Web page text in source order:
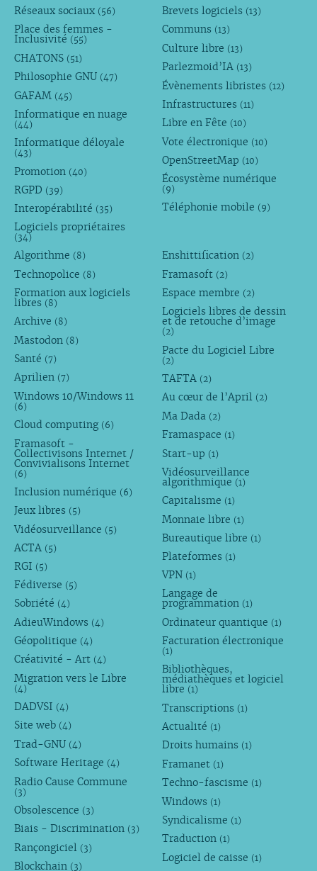
Réseaux sociaux (56)
Place des femmes -
Inclusivité (55)
CHATONS (51)
Philosophie GNU (47)
GAFAM (45)
Informatique en nuage
(44)
Informatique déloyale
(43)
Promotion (40)
RGPD (39)
Interopérabilité (35)
Logiciels propriétaires
(34)
Brevets logiciels (13)
Communs (13)
Culture libre (13)
Parlezmoid’IA (13)
Évènements libristes (12)
Infrastructures (11)
Libre en Fête (10)
Vote électronique (10)
OpenStreetMap (10)
Écosystème numérique
(9)
Téléphonie mobile (9)
Algorithme (8)
Technopolice (8)
Formation aux logiciels
libres (8)
Archive (8)
Mastodon (8)
Santé (7)
Aprilien (7)
Windows 10/Windows 11
(6)
Cloud computing (6)
Framasoft -
Collectivisons Internet /
Convivialisons Internet
(6)
Inclusion numérique (6)
Jeux libres (5)
Vidéosurveillance (5)
ACTA (5)
RGI (5)
Fédiverse (5)
Sobriété (4)
AdieuWindows (4)
Géopolitique (4)
Créativité - Art (4)
Migration vers le Libre
(4)
DADVSI (4)
Site web (4)
Trad-GNU (4)
Software Heritage (4)
Radio Cause Commune
(3)
Obsolescence (3)
Biais - Discrimination (3)
Rançongiciel (3)
Blockchain (3)
Enshittification (2)
Framasoft (2)
Espace membre (2)
Logiciels libres de dessin
et de retouche d’image
(2)
Pacte du Logiciel Libre
(2)
TAFTA (2)
Au cœur de l’April (2)
Ma Dada (2)
Framaspace (1)
Start-up (1)
Vidéosurveillance
algorithmique (1)
Capitalisme (1)
Monnaie libre (1)
Bureautique libre (1)
Plateformes (1)
VPN (1)
Langage de
programmation (1)
Ordinateur quantique (1)
Facturation électronique
(1)
Bibliothèques,
médiathèques et logiciel
libre (1)
Transcriptions (1)
Actualité (1)
Droits humains (1)
Framanet (1)
Techno-fascisme (1)
Windows (1)
Syndicalisme (1)
Traduction (1)
Logiciel de caisse (1)